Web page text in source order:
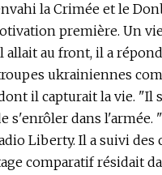
la Crimée et le
première. Un
allait au front, il a
ukrainiennes
il capturait la vie.
s'enrôler dans
Liberty. Il a suivi
comparatif résidait